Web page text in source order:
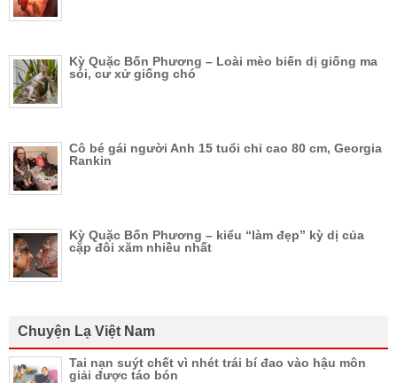
Kỳ Quặc Bốn Phương – Loài mèo biến dị giống ma
sói, cư xử giống chó
Cô bé gái người Anh 15 tuổi chỉ cao 80 cm, Georgia
Rankin
Kỳ Quặc Bốn Phương – kiểu “làm đẹp” kỳ dị của
cặp đôi xăm nhiều nhất
Chuyện Lạ Việt Nam
Tai nạn suýt chết vì nhét trái bí đao vào hậu môn
giải được táo bón